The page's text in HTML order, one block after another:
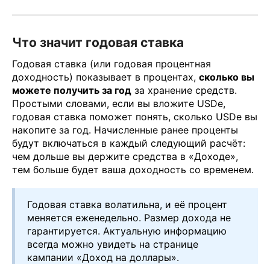
Что значит годовая ставка
Годовая ставка (или годовая процентная
доходность) показывает в процентах, сколько вы
можете получить за год за хранение средств.
Простыми словами, если вы вложите USDe,
годовая ставка поможет понять, сколько USDe вы
накопите за год. Начисленные ранее проценты
будут включаться в каждый следующий расчёт:
чем дольше вы держите средства в «Доходе»,
тем больше будет ваша доходность со временем.
Годовая ставка волатильна, и её процент
меняется еженедельно. Размер дохода не
гарантируется. Актуальную информацию
всегда можно увидеть на странице
кампании «Доход на доллары».